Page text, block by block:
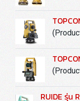
RUIDE รุ่น